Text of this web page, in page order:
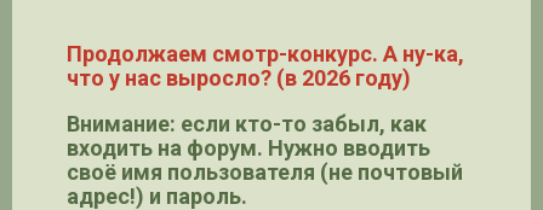
Продолжаем смотр-конкурс. А ну-ка,
что у нас выросло? (в 2026 году)
Внимание: если кто-то забыл, как
входить на форум. Нужно вводить
своё имя пользователя (не почтовый
адрес!) и пароль.